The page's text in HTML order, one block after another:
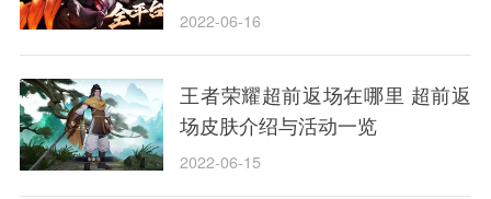
2022-06-16
王者荣耀超前返场在哪里 超前返
场皮肤介绍与活动一览
2022-06-15